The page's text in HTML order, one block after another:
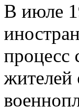
В июле
процесс
жителей